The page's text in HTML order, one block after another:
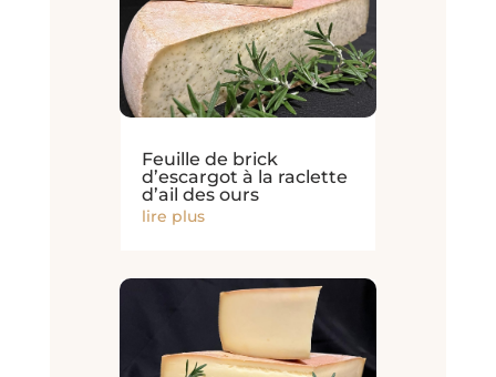
Feuille de brick
d’escargot à la raclette
d’ail des ours
lire plus